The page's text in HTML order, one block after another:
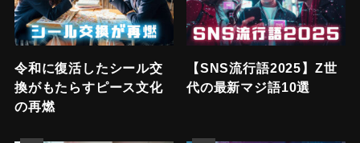
令和に復活したシール交
換がもたらすピース文化
の再燃
【SNS流行語2025】Z世
代の最新マジ語10選